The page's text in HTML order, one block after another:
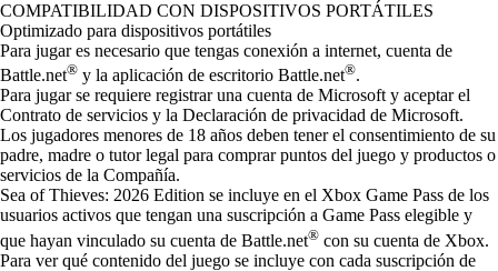
Available actions
COMPATIBILIDAD CON DISPOSITIVOS PORTÁTILES
Optimizado para dispositivos portátiles
Para jugar es necesario que tengas conexión a internet, cuenta de
Battle.net® y la aplicación de escritorio Battle.net®.
Para jugar se requiere registrar una cuenta de Microsoft y aceptar el
Contrato de servicios y la Declaración de privacidad de Microsoft.
Los jugadores menores de 18 años deben tener el consentimiento de su
padre, madre o tutor legal para comprar puntos del juego y productos o
servicios de la Compañía.
Sea of Thieves: 2026 Edition se incluye en el Xbox Game Pass de los
usuarios activos que tengan una suscripción a Game Pass elegible y
que hayan vinculado su cuenta de Battle.net® con su cuenta de Xbox.
Para ver qué contenido del juego se incluye con cada suscripción de